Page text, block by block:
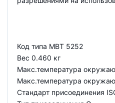
Код типа MBT 5252
Вес 0.460 кг
Макс.температура
Макс.температура
Стандарт присоединения